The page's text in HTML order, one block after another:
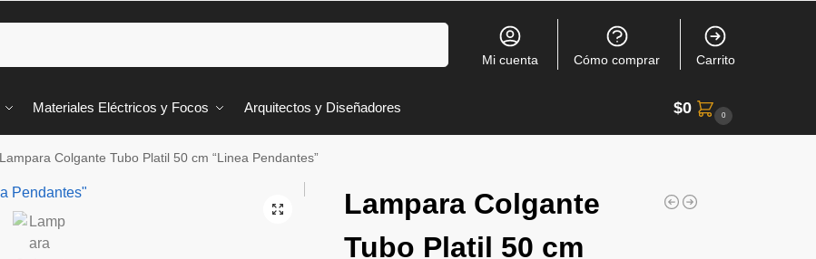
Mi cuenta Cómo comprar Carrito
Materiales Eléctricos y Focos Arquitectos y Diseñadores $0 0
Lampara Colgante Tubo Platil 50 cm “Linea Pendantes”
Lampara Colgante
Tubo Platil 50 cm